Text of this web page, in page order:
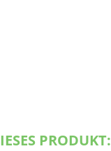
PRODUKT: